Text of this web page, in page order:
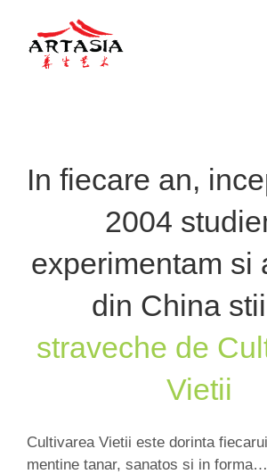
content
In fiecare an,
2004
experimentam si
din China
straveche de
Vietii
Cultivarea Vietii este dorinta
mentine tanar, sanatos si in